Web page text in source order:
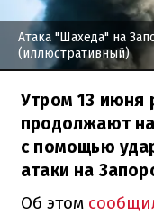
Атака "Шахеда" на
(иллюстративный)
Утром 13 июня
продолжают
с помощью
атаки на
Об этом